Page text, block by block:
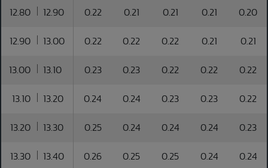
12.80 12.90 0.22 0.21 0.21 0.21 0.20
12.90 13.00 0.22 0.22 0.22 0.21 0.21
13.00 13.10 0.23 0.23 0.22 0.22 0.22
13.10 13.20 0.24 0.24 0.23 0.23 0.22
13.20 13.30 0.25 0.24 0.24 0.24 0.23
13.30 13.40 0.26 0.25 0.25 0.24 0.24